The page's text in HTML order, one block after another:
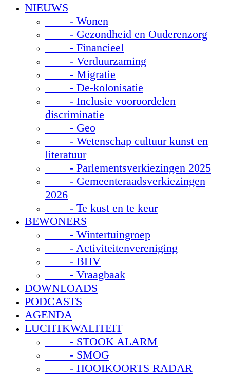
NIEUWS
- Wonen
- Gezondheid en Ouderenzorg
- Financieel
- Verduurzaming
- Migratie
- De-kolonisatie
- Inclusie vooroordelen
discriminatie
- Geo
- Wetenschap cultuur kunst en
literatuur
- Parlementsverkiezingen 2025
- Gemeenteraadsverkiezingen
2026
- Te kust en te keur
BEWONERS
- Wintertuingroep
- Activiteitenvereniging
- BHV
- Vraagbaak
DOWNLOADS
PODCASTS
AGENDA
LUCHTKWALITEIT
- STOOK ALARM
- SMOG
- HOOIKOORTS RADAR